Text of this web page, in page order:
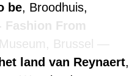
be, Broodhuis,
Fashion From
Brussel
land van Reynaert,